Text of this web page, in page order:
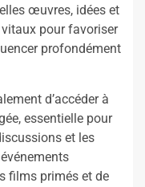
œuvres, idées et
pour favoriser
profondément
d’accéder à
essentielle pour
et les
films primés et de